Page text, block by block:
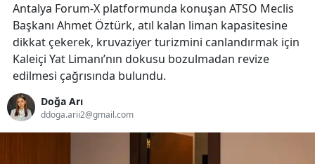
Antalya Forum-X platformunda konuşan ATSO Meclis
Başkanı Ahmet Öztürk, atıl kalan liman kapasitesine
dikkat çekerek, kruvaziyer turizmini canlandırmak için
Kaleiçi Yat Limanı’nın dokusu bozulmadan revize
edilmesi çağrısında bulundu.
Doğa Arı
ddoga.arii2@gmail.com